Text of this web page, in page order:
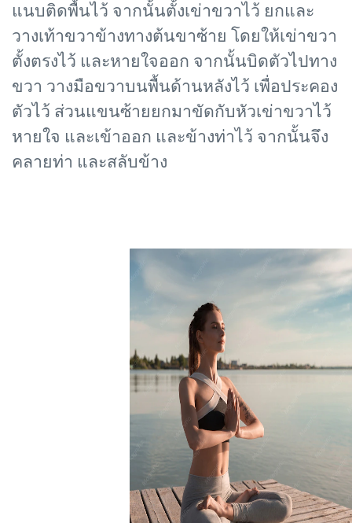
แนบติดพื้นไว้ จากนั้นตั้งเข่าขวาไว้ ยกและ
วางเท้าขวาข้างทางต้นขาซ้าย โดยให้เข่าขวา
ตั้งตรงไว้ และหายใจออก จากนั้นบิดตัวไปทาง
ขวา วางมือขวาบนพื้นด้านหลังไว้ เพื่อประคอง
ตัวไว้ ส่วนแขนซ้ายยกมาขัดกับหัวเข่าขวาไว้
หายใจ และเข้าออก และข้างท่าไว้ จากนั้นจึง
คลายท่า และสลับข้าง